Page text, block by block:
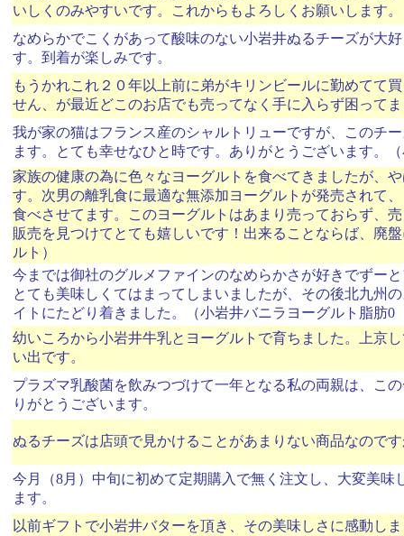
いしくのみやすいです。これからもよろしくお願いします。
なめらかでこくがあって酸味のない小岩井ぬるチーズが大
す。到着が楽しみです。
もうかれこれ２０年以上前に弟がキリンビールに勤めてて
せん、が最近どこのお店でも売ってなく手に入らず困って
我が家の猫はフランス産のシャルトリューですが、このチ
ます。とても幸せなひと時です。ありがとうございます。
家族の健康の為に色々なヨーグルトを食べてきましたが、
す。次男の離乳食に最適な無添加ヨーグルトが発売されて
食べさせてます。このヨーグルトはあまり売っておらず、
販売を見つけてとても嬉しいです！出来ることならば、廃
ルト）
今までは御社のグルメファインのなめらかさが好きでずー
とても美味しくてはまってしまいましたが、その後北九州
イトにたどり着きました。（小岩井バニラヨーグルト脂肪0
幼いころから小岩井牛乳とヨーグルトで育ちました。上京
い出です。
プラズマ乳酸菌を飲みつづけて一年となる私の両親は、こ
りがとうございます。
ぬるチーズは店頭で見かけることがあまりない商品なので
今月（8月）中旬に初めて定期購入で無く注文し、大変美
ます。
以前ギフトで小岩井バターを頂き、その美味しさに感動し